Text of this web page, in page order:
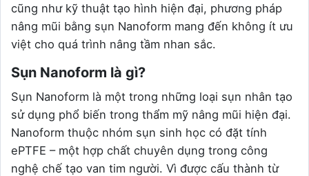
cũng như kỹ thuật tạo hình hiện đại, phương pháp
nâng mũi bằng sụn Nanoform mang đến không ít ưu
việt cho quá trình nâng tầm nhan sắc.
Sụn Nanoform là gì?
Sụn Nanoform là một trong những loại sụn nhân tạo
sử dụng phổ biến trong thẩm mỹ nâng mũi hiện đại.
Nanoform thuộc nhóm sụn sinh học có đặt tính
ePTFE – một hợp chất chuyên dụng trong công
nghệ chế tạo van tim người. Vì được cấu thành từ